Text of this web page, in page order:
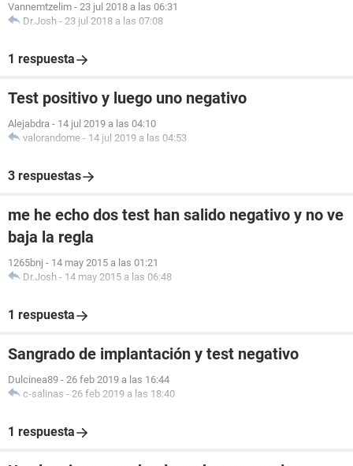
Vannemtzelim - 23 jul 2018 a las 06:31
Dr.Josh - 23 jul 2018 a las 07:08
1 respuesta
Test positivo y luego uno negativo
Alejabdra - 14 jul 2019 a las 04:10
valorandome - 14 jul 2019 a las 04:53
3 respuestas
me he echo dos test han salido negativo y no ve
baja la regla
1265bnj - 14 may 2015 a las 01:21
Dr.Josh - 14 may 2015 a las 06:48
1 respuesta
Sangrado de implantación y test negativo
Dulcinea89 - 26 feb 2019 a las 16:44
c-salinas - 26 feb 2019 a las 18:40
1 respuesta